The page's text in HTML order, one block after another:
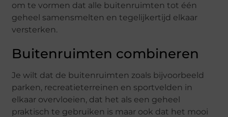
om te vormen dat alle buitenruimten tot één
geheel samensmelten en tegelijkertijd elkaar
versterken.
Buitenruimten combineren
Je wilt dat de buitenruimten zoals bijvoorbeeld
parken, recreatieterreinen en sportvelden in
elkaar overvloeien, dat het als een geheel
praktisch te gebruiken is maar ook dat het mooi